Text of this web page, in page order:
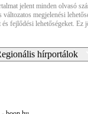
jelent minden olvasó
változatos megjelenési
fejlődési lehetőségeket. Ez
hírportálok